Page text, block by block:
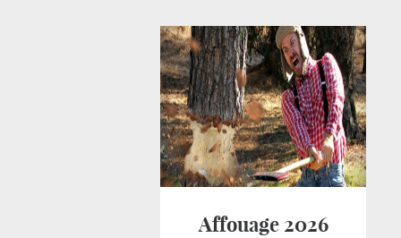
Affouage 2026